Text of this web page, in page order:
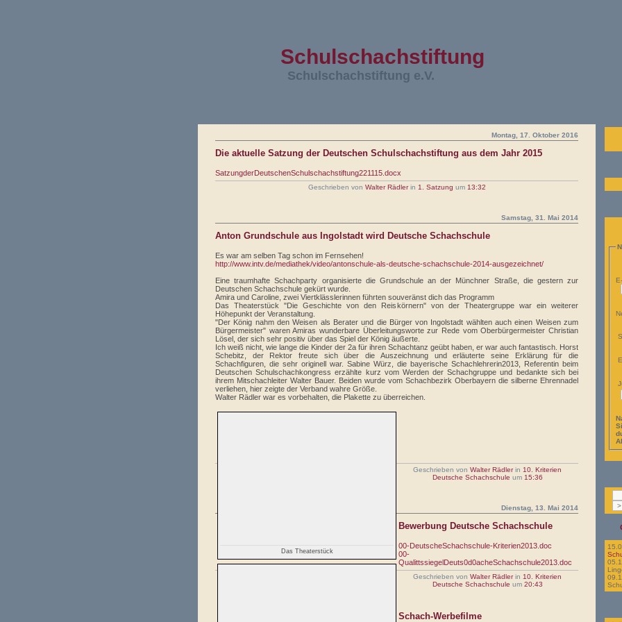
Schulschachstiftung
Schulschachstiftung e.V.
Montag, 17. Oktober 2016
Die aktuelle Satzung der Deutschen Schulschachstiftung aus dem Jahr 2015
SatzungderDeutschenSchulschachstiftung221115.docx
Geschrieben von Walter Rädlerin 1. Satzung um 13:32
Samstag, 31. Mai 2014
Anton Grundschule aus Ingolstadt wird Deutsche Schachschule
Es war am selben Tag schon im Fernsehen!
http://www.intv.de/mediathek/video/antonschule-als-deutsche-schachschule-2014-ausgezeichnet/
Eine traumhafte Schachparty organisierte die Grundschule an der Münchner Straße, die gestern zur
Deutschen Schachschule gekürt wurde.
Amira und Caroline, zwei Viertklässlerinnen führten souveränst dich das Programm
Das Theaterstück "Die Geschichte von den Reiskörnern" von der Theatergruppe war ein weiterer
Höhepunkt der Veranstaltung.
"Der König nahm den Weisen als Berater und die Bürger von Ingolstadt wählten auch einen Weisen zum
Bürgermeister" waren Amiras wunderbare Überleitungsworte zur Rede vom Oberbürgermeister Christian
Lösel, der sich sehr positiv über das Spiel der König äußerte.
Ich weiß nicht, wie lange die Kinder der 2a für ihren Schachtanz geübt haben, er war auch fantastisch. Horst
Schebitz, der Rektor freute sich über die Auszeichnung und erläuterte seine Erklärung für die
Schachfiguren, die sehr originell war. Sabine Würz, die bayerische Schachlehrerin2013, Referentin beim
Deutschen Schulschachkongress erzählte kurz vom Werden der Schachgruppe und bedankte sich bei
ihrem Mitschachleiter Walter Bauer. Beiden wurde vom Schachbezirk Oberbayern die silberne Ehrennadel
verliehen, hier zeigte der Verband wahre Größe.
Walter Rädler war es vorbehalten, die Plakette zu überreichen.
Das Theaterstück
Geschrieben von Walter Rädlerin 10. Kriterien
Deutsche Schachschule um 15:36
Dienstag, 13. Mai 2014
Bewerbung Deutsche Schachschule
00-DeutscheSchachschule-Kriterien2013.doc
00-
QualittssiegelDeuts0d0acheSchachschule2013.doc
Geschrieben von Walter Rädlerin 10. Kriterien
Deutsche Schachschule um 20:43
Schach-Werbefilme